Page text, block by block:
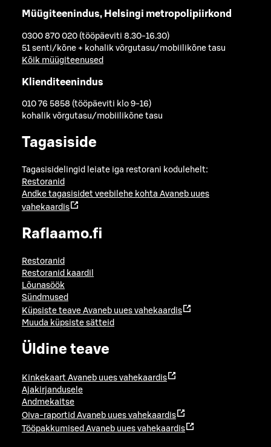
Müügiteenindus, Helsingi metropolipiirkond
0300 870 020 (tööpäeviti 8.30-16.30)
51 senti/kõne + kohalik võrgutasu/mobiilikõne tasu
Kõik müügiteenused
Klienditeenindus
010 76 5858 (tööpäeviti klo 9-16)
kohalik võrgutasu/mobiilikõne tasu
Tagasiside
Tagasisidelingid leiate iga restorani kodulehelt:
Restoranid
Andke tagasisidet veebilehe kohta Avaneb uues
vahekaardis
Raflaamo.fi
Restoranid
Restoranid kaardil
Lõunasöök
Sündmused
Küpsiste teave Avaneb uues vahekaardis
Muuda küpsiste sätteid
Üldine teave
Kinkekaart Avaneb uues vahekaardis
Ajakirjandusele
Andmekaitse
Oiva-raportid Avaneb uues vahekaardis
Tööpakkumised Avaneb uues vahekaardis